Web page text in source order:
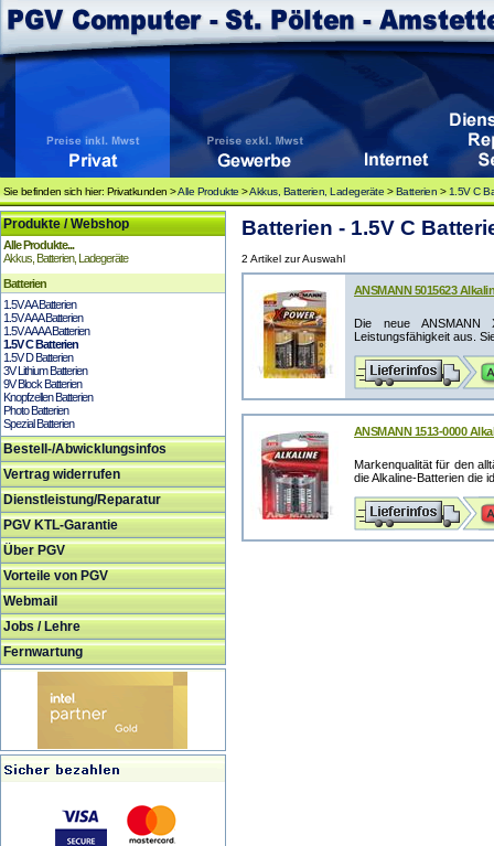
Sie befinden sich hier: Privatkunden >Alle Produkte >Akkus, Batterien, Ladegeräte >Batterien > 1.5V C
Produkte / Webshop
Alle Produkte...
Akkus, Batterien, Ladegeräte
Batterien
1.5V AA Batterien
1.5V AAA Batterien
1.5V AAAA Batterien
1.5V C Batterien
1.5V D Batterien
3V Lithium Batterien
9V Block Batterien
Knopfzellen Batterien
Photo Batterien
Spezial Batterien
Bestell-/Abwicklungsinfos
Vertrag widerrufen
Dienstleistung/Reparatur
PGV KTL-Garantie
Über PGV
Vorteile von PGV
Webmail
Jobs / Lehre
Fernwartung
Batterien - 1.5V C
2 Artikel zur Auswahl
ANSMANN 5015623
Die neue ANSMANN
Leistungsfähigkeit aus.
ANSMANN 1513-0000
Markenqualität für den
die Alkaline-Batterien die